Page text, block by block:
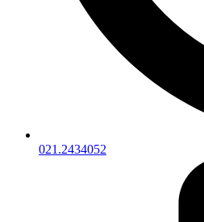
021.2434052